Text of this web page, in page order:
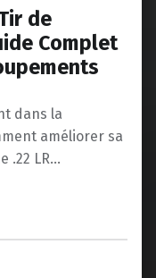
de
Complet
dans la
améliorer sa
.22 LR…